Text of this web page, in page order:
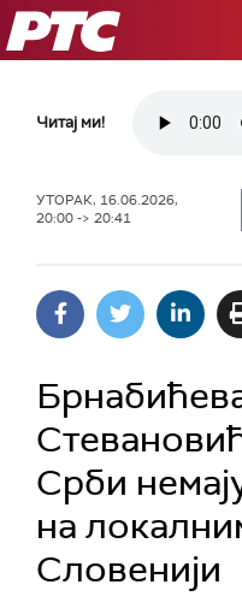
РТС
Читај ми!
УТОРАК, 16.06.2026,
20:00 -> 20:41
Срби
на
Словенији